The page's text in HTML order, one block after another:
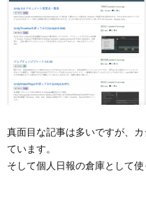
真面目な記事は多いですが、
ています。
そして個人日報の倉庫として使